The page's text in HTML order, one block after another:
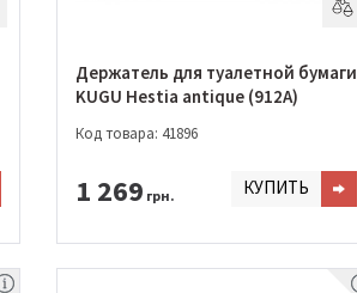
Держатель для туалетной бумаги
KUGU Hestia antique (912A)
Код товара: 41896
1 269 грн. КУПИТЬ